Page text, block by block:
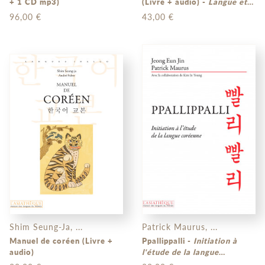
96,00 €
culture
43,00 €
Shim Seung-Ja, ...
Manuel de coréen (Livre +
audio)
Patrick Maurus, ...
Ppallippalli - Initiation à
l'étude de la langue